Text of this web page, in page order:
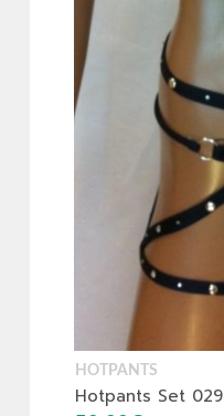
HOTPANTS
Hotpants Set 029